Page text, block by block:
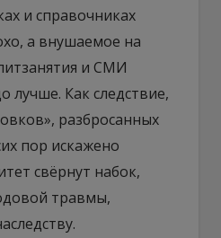
и справочниках
а внушаемое на
и СМИ
лучше. Как следствие,
разбросанных
пор искажено
свёрнут набок,
травмы,